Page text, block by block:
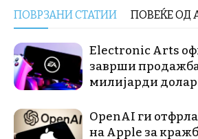
ПОВРЗАНИ СТАТИИ ПОВЕЌЕ ОД
Electronic Arts
заврши
милијарди
OpenAI ги
на Apple за